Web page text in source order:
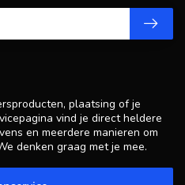
plaatsing of je
vind je direct heldere
en meerdere manieren om
denken graag met je mee.